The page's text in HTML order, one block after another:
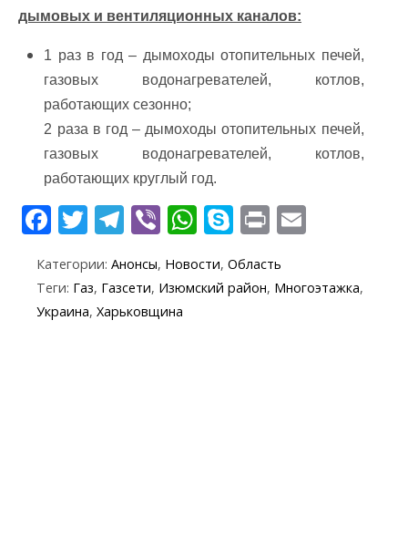
дымовых и вентиляционных каналов:
1 раз в год – дымоходы отопительных печей,
газовых водонагревателей, котлов,
работающих сезонно;
2 раза в год – дымоходы отопительных печей,
газовых водонагревателей, котлов,
работающих круглый год.
F
e
b
T
itt
er
T
e
gr
Vi
er
W
at
S
k
y
Pr
t ai
Категории: Анонсы, Новости, Область
Теги: Газ, Газсети, Изюмский район, Многоэтажка,
Украина, Харьковщина